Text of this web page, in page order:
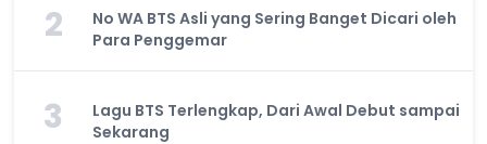
2
No WA BTS Asli yang Sering Banget Dicari oleh
Para Penggemar
3
Lagu BTS Terlengkap, Dari Awal Debut sampai
Sekarang